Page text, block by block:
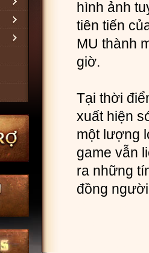
hình ảnh
tiên tiến
MU thành
giờ.
Tại thời
xuất hiện
một lượng
game vẫn
ra những
đồng